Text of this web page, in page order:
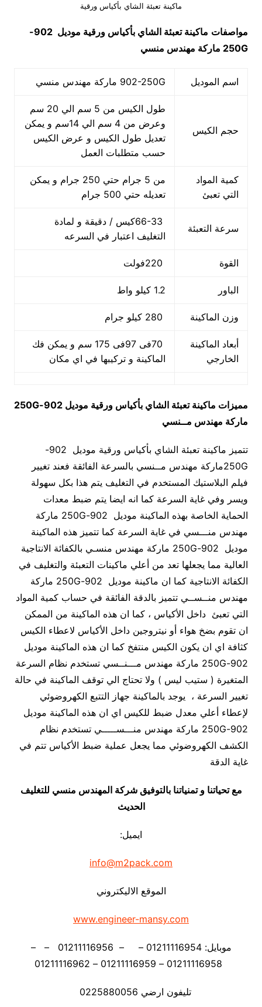
ماكينة تعبئة الشاي بأكياس ورقية
مواصفات ماكينة تعبئة الشاي بأكياس ورقية موديل
902-
250G ماركة مهندس منسي
اسم الموديل 902-250G ماركة مهندس منسي
حجم الكيس
طول الكيس من 5 سم الي 20 سم
وعرض من 4 سم الي 14سم و يمكن
تعديل طول الكيس و عرض الكيس
حسب متطلبات العمل
كمية المواد
التي تعبئ
من 5 جرام حتي 250 جرام و يمكن
تعديله حتي 500 جرام
سرعة التعبئة
66-33كيس / دقيقة و لمادة
التغليف اعتبار في السرعه
القوة
الباور 1.2 كيلو واط
وزن الماكينة
أبعاد الماكينة
الخارجي
70فى 97فى 175 سم و يمكن فك
الماكينة و تركيبها في اي مكان
مميزات ماكينة تعبئة الشاي بأكياس ورقية موديل 902-250G
ماركة مهندس مــنسي
تتميز ماكينة تعبئة الشاي بأكياس ورقية موديل 902-
250Gماركة مهندس مــنسي بالسرعة الفائقة فعند تغيير
فيلم البلاستيك المستخدم في التغليف يتم هذا بكل سهولة
ويسر وفي غاية السرعة كما انه ايضا يتم ضبط معدات
الحماية الخاصة بهذه الماكينة موديل 902-250G ماركة
مهندس منـــسي في غاية السرعة كما تتميز هذه الماكينة
موديل 902-250G ماركة مهندس منسـي بالكفائة الانتاجية
العالية مما يجعلها تعد من أعلي ماكينات التعبئة والتغليف في
الكفائة الانتاجية كما ان ماكينة موديل 902-250G ماركة
مهندس منــســي تتميز بالدقة الفائقة في حساب كمية المواد
التي تعبئ داخل الأكياس ، كما ان هذه الماكينة من الممكن
ان تقوم بضخ هواء أو نيتروجين داخل الأكياس لاعطاء الكيس
كثافة اي ان يكون الكيس منتفخ كما ان هذه الماكينة موديل
902-250G ماركة مهندس مـــنــسي تستخدم نظام السرعة
المتغيرة ( ستيب ليس ) ولا تحتاج الي توقف الماكينة في حالة
تغيير السرعة ، يوجد بالماكينة جهاز التتبع الكهروضوئي
لإعطاء أعلي معدل ضبط للكيس اي ان هذه الماكينة موديل
902-250G ماركة مهندس منـــســـــي تستخدم نظام
الكشف الكهروضوئي مما يجعل عملية ضبط الأكياس تتم في
غاية الدقة
مع تحياتنا و تمنياتنا بالتوفيق شركة المهندس منسي للتغليف
الحديث
ايميل:
info@m2pack.com
الموقع الاليكتروني
www.engineer-mansy.com
موبايل: 01211116954 – – 01211116956 – –
تليفون ارضي 0225880056